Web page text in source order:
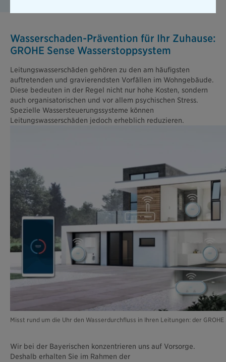
Wasserschaden-Prävention für Ihr Zuhause:
GROHE Sense Wasserstoppsystem
Leitungswasserschäden gehören zu den am häufigsten
auftretenden und gravierendsten Vorfällen im Wohngebäude.
Diese bedeuten in der Regel nicht nur hohe Kosten, sondern
auch organisatorischen und vor allem psychischen Stress.
Spezielle Wassersteuerungssysteme können
Leitungswasserschäden jedoch erheblich reduzieren.
Misst rund um die Uhr den Wasserdurchfluss in Ihren Leitungen: der GROHE
Wir bei der Bayerischen konzentrieren uns auf Vorsorge.
Deshalb erhalten Sie im Rahmen der